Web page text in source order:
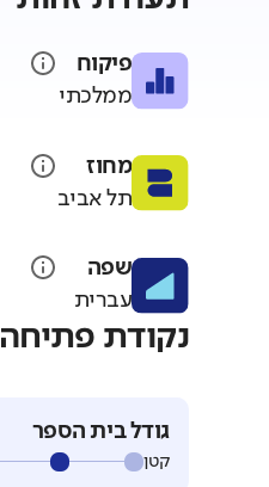
פיקוח
ממלכתי
מחוז
תל אביב
שפה
עברית
נקודת פתיחה
גודל בית הספר
קטן